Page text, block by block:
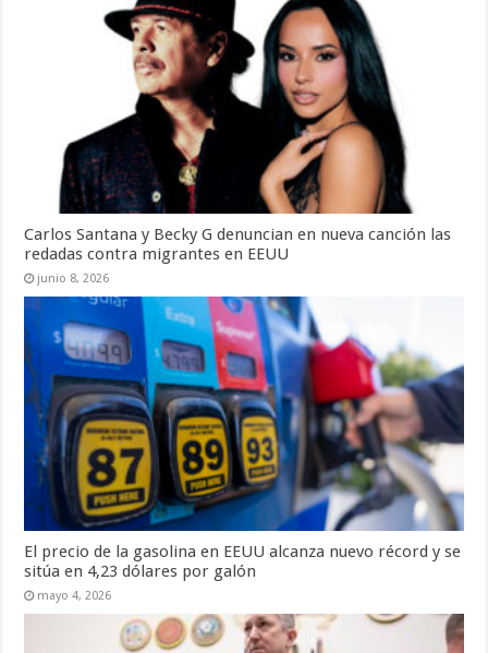
Carlos Santana y Becky G denuncian en nueva canción las
redadas contra migrantes en EEUU
junio 8, 2026
El precio de la gasolina en EEUU alcanza nuevo récord y se
sitúa en 4,23 dólares por galón
mayo 4, 2026